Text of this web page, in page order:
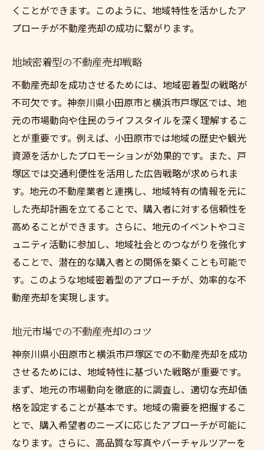
くことができます。このように、地域特性を活かしたア
プローチが不動産売却の成功に繋がります。
地域密着型の不動産売却戦略
不動産売却を成功させるためには、地域密着型の戦略が
不可欠です。神奈川県小田原市と横浜市戸塚区では、地
元の市場動向や住民のライフスタイルを深く理解するこ
とが重要です。例えば、小田原市では地域の歴史や観光
資源を活かしたプロモーションが効果的です。また、戸
塚区では交通利便性を活用した広告戦略が求められま
す。地元の不動産業者と連携し、地域特有の情報を元に
した売却計画を立てることで、購入者に対する信頼性を
高めることができます。さらに、地元のイベントやコミ
ュニティ活動に参加し、地域社会とのつながりを強化す
ることで、潜在的な購入者との関係を築くことも可能で
す。このような地域密着型のアプローチが、効率的な不
動産売却を実現します。
地元市場での不動産売却のコツ
神奈川県小田原市と横浜市戸塚区での不動産売却を成功
させるためには、地域特性に基づいた戦略が重要です。
まず、地元の市場動向を徹底的に調査し、適切な売却価
格を設定することが基本です。地域の需要を把握するこ
とで、購入希望者のニーズに応じたアプローチが可能に
なります。さらに、高品質な写真やバーチャルツアーを